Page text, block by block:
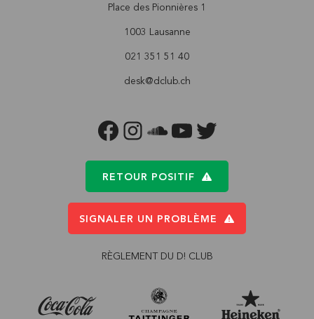
Place des Pionnières 1
1003 Lausanne
021 351 51 40
desk@dclub.ch
FACEBOOKINSTAGRAM
SOUNDCLOUD
YOUTUBETWITTER
RETOUR POSITIF
SIGNALER UN PROBLÈME
RÈGLEMENT DU D! CLUB